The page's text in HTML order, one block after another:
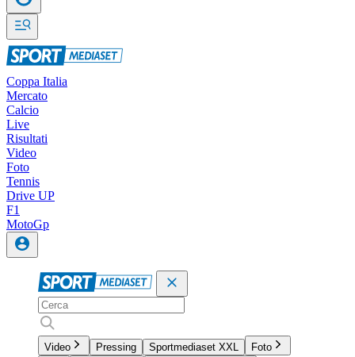
Coppa Italia
Mercato
Calcio
Live
Risultati
Video
Foto
Tennis
Drive UP
F1
MotoGp
Video Pressing Sportmediaset XXL
Foto